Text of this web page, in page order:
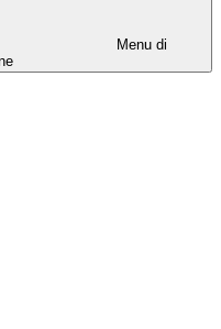
Menu di